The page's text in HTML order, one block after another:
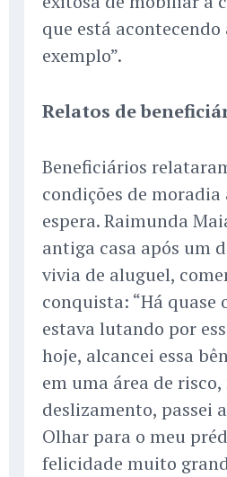
que está
exemplo”.
Relatos de
Beneficiários
condições de moradia
espera. Raimunda
antiga casa após um
vivia de aluguel,
conquista: “Há quase
estava lutando por
hoje, alcancei essa
em uma área de
deslizamento, passei
Olhar para o meu
felicidade muito